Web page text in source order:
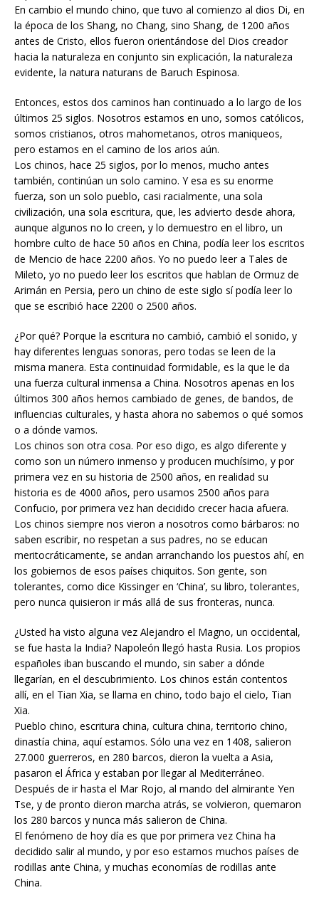
En cambio el mundo chino, que tuvo al comienzo al dios Di, en
la época de los Shang, no Chang, sino Shang, de 1200 años
antes de Cristo, ellos fueron orientándose del Dios creador
hacia la naturaleza en conjunto sin explicación, la naturaleza
evidente, la natura naturans de Baruch Espinosa.
Entonces, estos dos caminos han continuado a lo largo de los
últimos 25 siglos. Nosotros estamos en uno, somos católicos,
somos cristianos, otros mahometanos, otros maniqueos,
pero estamos en el camino de los arios aún.
Los chinos, hace 25 siglos, por lo menos, mucho antes
también, continúan un solo camino. Y esa es su enorme
fuerza, son un solo pueblo, casi racialmente, una sola
civilización, una sola escritura, que, les advierto desde ahora,
aunque algunos no lo creen, y lo demuestro en el libro, un
hombre culto de hace 50 años en China, podía leer los escritos
de Mencio de hace 2200 años. Yo no puedo leer a Tales de
Mileto, yo no puedo leer los escritos que hablan de Ormuz de
Arimán en Persia, pero un chino de este siglo sí podía leer lo
que se escribió hace 2200 o 2500 años.
¿Por qué? Porque la escritura no cambió, cambió el sonido, y
hay diferentes lenguas sonoras, pero todas se leen de la
misma manera. Esta continuidad formidable, es la que le da
una fuerza cultural inmensa a China. Nosotros apenas en los
últimos 300 años hemos cambiado de genes, de bandos, de
influencias culturales, y hasta ahora no sabemos o qué somos
o a dónde vamos.
Los chinos son otra cosa. Por eso digo, es algo diferente y
como son un número inmenso y producen muchísimo, y por
primera vez en su historia de 2500 años, en realidad su
historia es de 4000 años, pero usamos 2500 años para
Confucio, por primera vez han decidido crecer hacia afuera.
Los chinos siempre nos vieron a nosotros como bárbaros: no
saben escribir, no respetan a sus padres, no se educan
meritocráticamente, se andan arranchando los puestos ahí, en
los gobiernos de esos países chiquitos. Son gente, son
tolerantes, como dice Kissinger en ‘China’, su libro, tolerantes,
pero nunca quisieron ir más allá de sus fronteras, nunca.
¿Usted ha visto alguna vez Alejandro el Magno, un occidental,
se fue hasta la India? Napoleón llegó hasta Rusia. Los propios
españoles iban buscando el mundo, sin saber a dónde
llegarían, en el descubrimiento. Los chinos están contentos
allí, en el Tian Xia, se llama en chino, todo bajo el cielo, Tian
Xia.
Pueblo chino, escritura china, cultura china, territorio chino,
dinastía china, aquí estamos. Sólo una vez en 1408, salieron
27.000 guerreros, en 280 barcos, dieron la vuelta a Asia,
pasaron el África y estaban por llegar al Mediterráneo.
Después de ir hasta el Mar Rojo, al mando del almirante Yen
Tse, y de pronto dieron marcha atrás, se volvieron, quemaron
los 280 barcos y nunca más salieron de China.
El fenómeno de hoy día es que por primera vez China ha
decidido salir al mundo, y por eso estamos muchos países de
rodillas ante China, y muchas economías de rodillas ante
China.